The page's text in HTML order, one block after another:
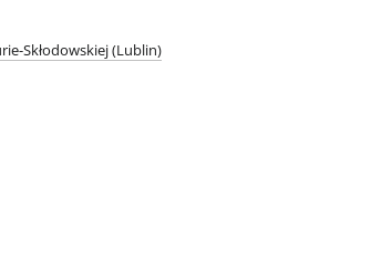
Skłodowskiej (Lublin)